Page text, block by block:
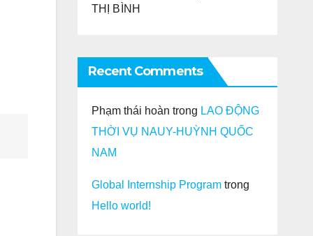
THỊ BÌNH
Recent Comments
Phạm thái hoàn trong LAO ĐỘNG
THỜI VỤ NAUY-HUỲNH QUỐC
NAM
Global Internship Programtrong
Hello world!